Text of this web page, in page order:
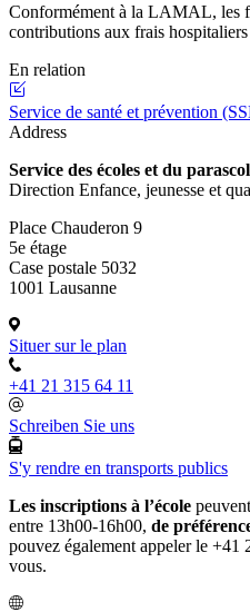
Conformément à la LAMAL, les
contributions aux frais hospitaliers
En relation
Service de santé et prévention
Address
Service des écoles et du
Direction Enfance, jeunesse et
Place Chauderon 9
5e étage
Case postale 5032
1001 Lausanne
Situer sur le plan
+41 21 315 64 11
Schreiben Sie uns
S'y rendre en transports publics
Les inscriptions à l’école
entre 13h00-16h00, de
pouvez également appeler le +41
vous.